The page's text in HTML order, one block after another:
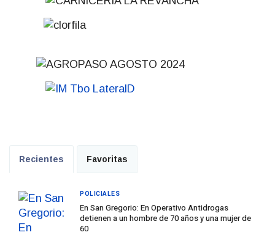
Recientes Favoritas
En San Gregorio: En Operativo Antidrogas
detienen a un hombre de 70 años y una mujer de
60
POLICIALES